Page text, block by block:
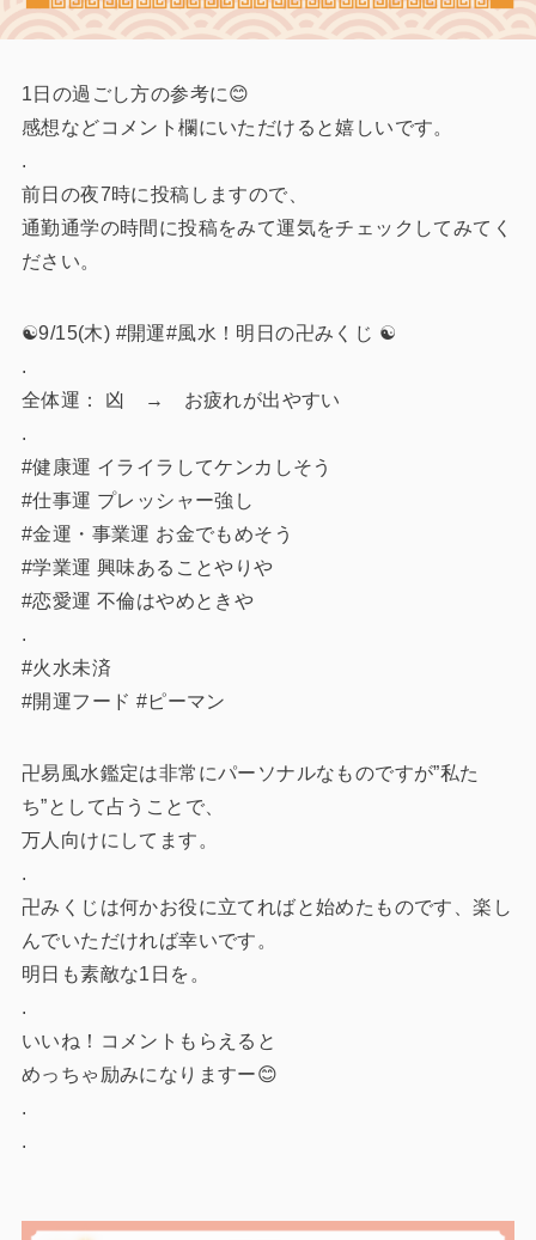
1日の過ごし方の参考に😊
感想などコメント欄にいただけると嬉しいです。
.
前日の夜7時に投稿しますので、
通勤通学の時間に投稿をみて運気をチェックしてみてく
ださい。
☯️9/15(木) #開運#風水！明日の卍みくじ ☯️
.
全体運： 凶 → お疲れが出やすい
.
#健康運 イライラしてケンカしそう
#仕事運 プレッシャー強し
#金運・事業運 お金でもめそう
#学業運 興味あることやりや
#恋愛運 不倫はやめときや
.
#火水未済
#開運フード #ピーマン
卍易風水鑑定は非常にパーソナルなものですが”私た
ち”として占うことで、
万人向けにしてます。
.
卍みくじは何かお役に立てればと始めたものです、楽し
んでいただければ幸いです。
明日も素敵な1日を。
.
いいね！コメントもらえると
めっちゃ励みになりますー😊
.
.